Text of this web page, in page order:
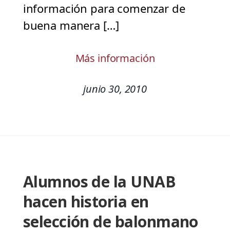
información para comenzar de
buena manera […]
Más información
junio 30, 2010
Alumnos de la UNAB
hacen historia en
selección de balonmano